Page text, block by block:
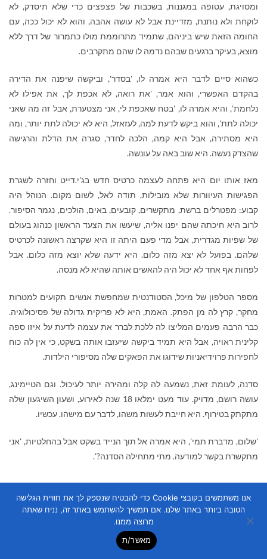
ומסויגת, עטופה במגננות, בשכבות של פצפצים כדי שלא תיסדק, לא
לוקחת ולא נותנת, מזדיינת אבל לא עושה אהבה, והוא לא יכול ככה, עם
החומה הזאת שיש ביניהם, שתמיד מתרוממת מולו כתמרור של דרך ללא
מוצא, בעיקר ברגעים שבהם נדמה לו שהם מתקרבים.
כשהוא סיים לדבר היא אמרה לו, 'בסדר', וביקשה שיפנה את הדירה
בהקדם האפשרי, והוא אמר, 'את רואה, לא אכפת לך, את אפילו לא
נלחמת', והיא אמרה לו, 'בטח שאכפת לי, אני מצטערת, אבל זה מה שאני
יכולה לתת', והוא ביקש לדעת למה, לעזאזל, היא לא יכולה לתת יותר, ומה
היא מסתירה, אבל היא קמה, הלכה לחדר, סגרה את הדלת והרגישה
שהצדק נעשה. היא שוב באה על עונשה.
מאז אותו יום היא פתחה לעצמה כרטיס חדש בג'י.דייט וחזרה לשגרת
הפגישות העיוורות שלא מובילות, תודה לאל, לשום מקום. הנוהל היה
קבוע: מפטרלים ברשת, מתקשרים, קובעים, באים, הולכים, נגמר הסיפור.
לרוב היא חיכתה שהם יפנו אליה, שיעשו את הצעד הראשון כנהוג בעולם
של שפיות מגדרית, אבל מדי פעם היתה זו היא שקרצה ראשונה לכרטיס
שלהם. בפועל לא יצא מזה כלום. היא ידעה שלא יוצא מזה כלום. אבל
לפחות אף אחד לא יכול היה להאשים אותה שהיא לא מנסה.
מספר הטלפון של מיכל, הסטודנטית שמחפשת אנשים תקועים למטרות
מחקר, קרץ לה מן הפתק. האמת, היא לא פריקית גדולה של פסיכולוגיה.
כבר הרבה פעמים המליצו לה ללכת לברר את עצמה לדעת על איזו ספה
קלינית ראויה, אבל היא תמיד ביקשה שיעזבו אותה בשקט, כי אין לה כוח
לחפירות פרוידיאניות שידוגו את הפאקים שלה מסיפורי הילדות.
סדנה, לעומת זאת, נשמעה לה קלה ומהירה יותר לעיכול. וגם הטיימינג,
עושה רושם, מדויק. עוד מעט ימלאו 18 שנה לאירוע, ושעון השיגעון שלה
מתקתק בטירוף. היא חייבת לעשות משהו, לדבר עם מישהו. עכשיו.
'שלום, מדברת תמי', היא אמרה אל תוך הנייד בשקט אבל בהחלטיות, 'אני
מתקשרת בקשר למודעה. מתי מתחילה הסדנה?'.
מחר אולי תשתנימאתסיגל בר-קובץ
270 עמודים
אנו משתמשים בקובצי Cookie כדי להבטיח שנספק לך את חוויית הגלישה
הטובה ביותר באתר שלנו. אם תמשיך להשתמש באתר זה, נניח שאתה
מרוצה ממנו.
מאשר/ת